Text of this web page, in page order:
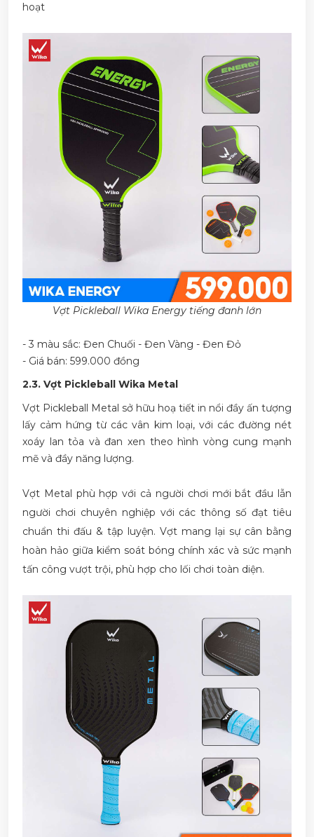
hoạt
Vợt Pickleball Wika Energy tiếng đanh lớn
- 3 màu sắc: Đen Chuối - Đen Vàng - Đen Đỏ
- Giá bán: 599.000 đồng
2.3. Vợt Pickleball Wika Metal
Vợt Pickleball Metal sở hữu hoạ tiết in nổi đầy ấn tượng
lấy cảm hứng từ các vân kim loại, với các đường nét
xoáy lan tỏa và đan xen theo hình vòng cung mạnh
mẽ và đầy năng lượng.
Vợt Metal phù hợp với cả người chơi mới bắt đầu lẫn
người chơi chuyên nghiệp với các thông số đạt tiêu
chuẩn thi đấu & tập luyện. Vợt mang lại sự cân bằng
hoàn hảo giữa kiểm soát bóng chính xác và sức mạnh
tấn công vượt trội, phù hợp cho lối chơi toàn diện.